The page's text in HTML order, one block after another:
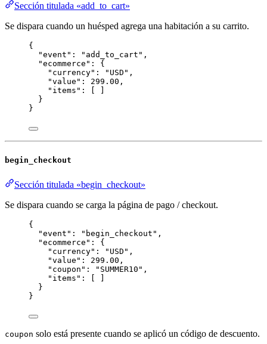
Sección titulada «add_to_cart»
Se dispara cuando un huésped agrega una habitación a su carrito.
{
"event" : " add_to_cart " ,
"ecommerce" : {
"currency" : " USD " ,
"value" : 299.00 ,
"items" : [ ]
}
}
begin_checkout
Sección titulada «begin_checkout»
Se dispara cuando se carga la página de pago / checkout.
{
"event" : " begin_checkout " ,
"ecommerce" : {
"currency" : " USD " ,
"value" : 299.00 ,
"coupon" : " SUMMER10 " ,
"items" : [ ]
}
}
coupon solo está presente cuando se aplicó un código de descuento.